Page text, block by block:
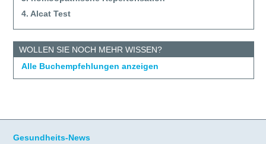
4. Alcat Test
WOLLEN SIE NOCH MEHR WISSEN?
Alle Buchempfehlungen anzeigen
Gesundheits-News